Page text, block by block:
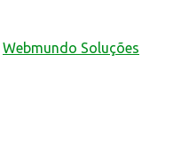
Webmundo Soluções